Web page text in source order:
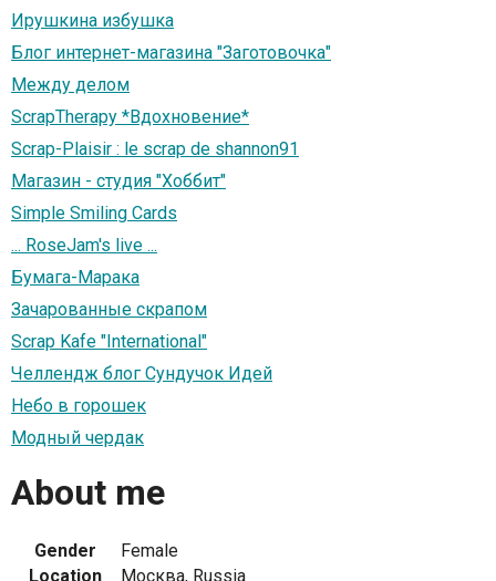
Ирушкина избушка
Блог интернет-магазина "Заготовочка"
Между делом
ScrapTherapy *Вдохновение*
Scrap-Plaisir : le scrap de shannon91
Магазин - студия "Хоббит"
Simple Smiling Cards
... RoseJam's live ...
Бумага-Марака
Зачарованные скрапом
Scrap Kafe "International"
Челлендж блог Сундучок Идей
Небо в горошек
Модный чердак
About me
Gender
Female
Location
Москва, Russia